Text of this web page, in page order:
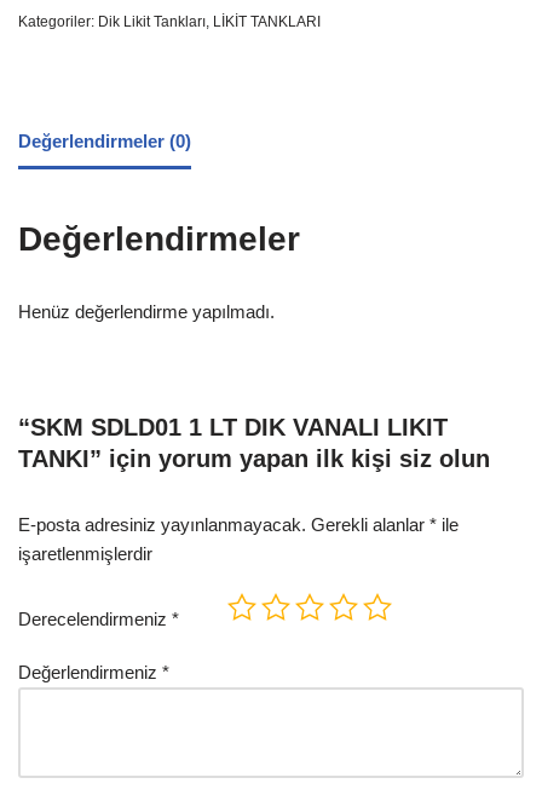
Kategoriler: Dik Likit Tankları, LİKİT TANKLARI
Değerlendirmeler (0)
Değerlendirmeler
Henüz değerlendirme yapılmadı.
“SKM SDLD01 1 LT DIK VANALI LIKIT
TANKI” için yorum yapan ilk kişi siz olun
E-posta adresiniz yayınlanmayacak. Gerekli alanlar * ile
işaretlenmişlerdir
Derecelendirmeniz *
Değerlendirmeniz *